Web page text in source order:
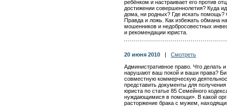
ребёнком и настраивает его против
достижении совершеннолетия? Куда
дома, ни родных? Где искать
Правда и ложь. Как избежать обмана
мошенников и недобросовестных
и рекомендации юриста.
20 июня 2010
Смотреть
Административное право. Что делать
нарушают ваш покой и ваши права?
совместную коммерческую
представить документы для
юриста по статье 85 Семейного
нуждающимися в помощи». В какой
расторжение брака с мужем,